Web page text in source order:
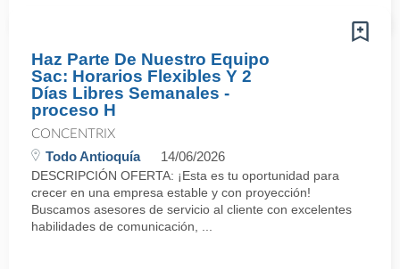
Haz Parte De Nuestro Equipo
Sac: Horarios Flexibles Y 2
Días Libres Semanales -
proceso H
CONCENTRIX
Todo Antioquía 14/06/2026
DESCRIPCIÓN OFERTA: ¡Esta es tu oportunidad para
crecer en una empresa estable y con proyección!
Buscamos asesores de servicio al cliente con excelentes
habilidades de comunicación, ...